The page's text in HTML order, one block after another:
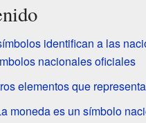
identifican a las
nacionales oficiales
elementos que
moneda es un símbolo